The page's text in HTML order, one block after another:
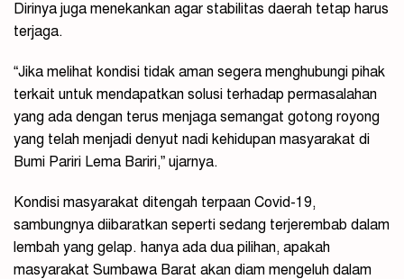
Dirinya juga menekankan agar stabilitas daerah tetap harus
terjaga.
“Jika melihat kondisi tidak aman segera menghubungi pihak
terkait untuk mendapatkan solusi terhadap permasalahan
yang ada dengan terus menjaga semangat gotong royong
yang telah menjadi denyut nadi kehidupan masyarakat di
Bumi Pariri Lema Bariri,” ujarnya.
Kondisi masyarakat ditengah terpaan Covid-19,
sambungnya diibaratkan seperti sedang terjerembab dalam
lembah yang gelap. hanya ada dua pilihan, apakah
masyarakat Sumbawa Barat akan diam mengeluh dalam